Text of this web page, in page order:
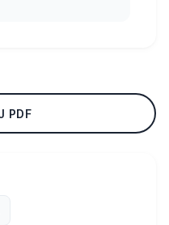
PDF